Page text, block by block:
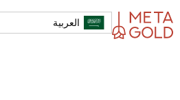
العربية